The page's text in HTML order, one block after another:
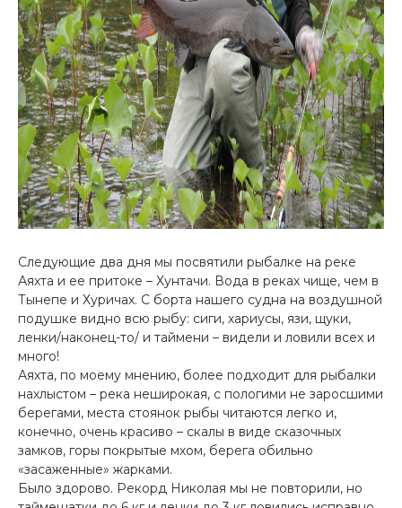
Следующие два дня мы посвятили рыбалке на реке
Аяхта и ее притоке – Хунтачи. Вода в реках чище, чем в
Тынепе и Хуричах. С борта нашего судна на воздушной
подушке видно всю рыбу: сиги, хариусы, язи, щуки,
ленки/наконец-то/ и таймени – видели и ловили всех и
много!
Аяхта, по моему мнению, более подходит для рыбалки
нахлыстом – река неширокая, с пологими не заросшими
берегами, места стоянок рыбы читаются легко и,
конечно, очень красиво – скалы в виде сказочных
замков, горы покрытые мхом, берега обильно
«засаженные» жарками.
Было здорово. Рекорд Николая мы не повторили, но